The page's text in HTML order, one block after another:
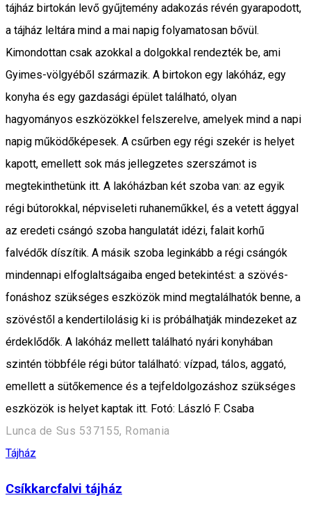
tájház birtokán levő gyűjtemény adakozás révén gyarapodott,
a tájház leltára mind a mai napig folyamatosan bővül.
Kimondottan csak azokkal a dolgokkal rendezték be, ami
Gyimes-völgyéből származik. A birtokon egy lakóház, egy
konyha és egy gazdasági épület található, olyan
hagyományos eszközökkel felszerelve, amelyek mind a napi
napig működőképesek. A csűrben egy régi szekér is helyet
kapott, emellett sok más jellegzetes szerszámot is
megtekinthetünk itt. A lakóházban két szoba van: az egyik
régi bútorokkal, népviseleti ruhaneműkkel, és a vetett ággyal
az eredeti csángó szoba hangulatát idézi, falait korhű
falvédők díszítik. A másik szoba leginkább a régi csángók
mindennapi elfoglaltságaiba enged betekintést: a szövés-
fonáshoz szükséges eszközök mind megtalálhatók benne, a
szövéstől a kendertilolásig ki is próbálhatják mindezeket az
érdeklődők. A lakóház mellett található nyári konyhában
szintén többféle régi bútor található: vízpad, tálos, aggató,
emellett a sütőkemence és a tejfeldolgozáshoz szükséges
eszközök is helyet kaptak itt. Fotó: László F. Csaba
Lunca de Sus 537155, Romania
Tájház
Csíkkarcfalvi tájház